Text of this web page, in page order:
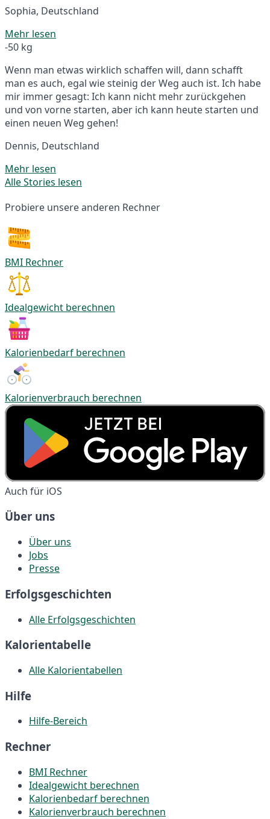
Sophia, Deutschland
Mehr lesen
-50 kg
Wenn man etwas wirklich schaffen will, dann schafft
man es auch, egal wie steinig der Weg auch ist. Ich habe
mir immer gesagt: Ich kann nicht mehr zurückgehen
und von vorne starten, aber ich kann heute starten und
einen neuen Weg gehen!
Dennis, Deutschland
Mehr lesen
Alle Stories lesen
Probiere unsere anderen Rechner
BMI Rechner
Idealgewicht berechnen
Kalorienbedarf berechnen
Kalorienverbrauch berechnen
Auch für iOS
Über uns
Über uns
Jobs
Presse
Erfolgsgeschichten
Alle Erfolgsgeschichten
Kalorientabelle
Alle Kalorientabellen
Hilfe
Hilfe-Bereich
Rechner
BMI Rechner
Idealgewicht berechnen
Kalorienbedarf berechnen
Kalorienverbrauch berechnen